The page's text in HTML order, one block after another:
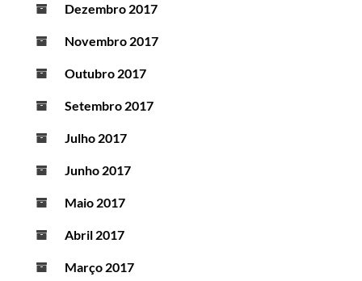
Dezembro 2017
Novembro 2017
Outubro 2017
Setembro 2017
Julho 2017
Junho 2017
Maio 2017
Abril 2017
Março 2017